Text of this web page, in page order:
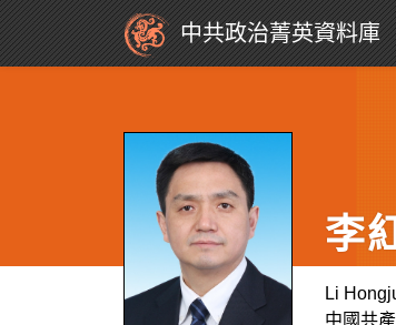
中共政治菁英資料庫
李
Li
中國共